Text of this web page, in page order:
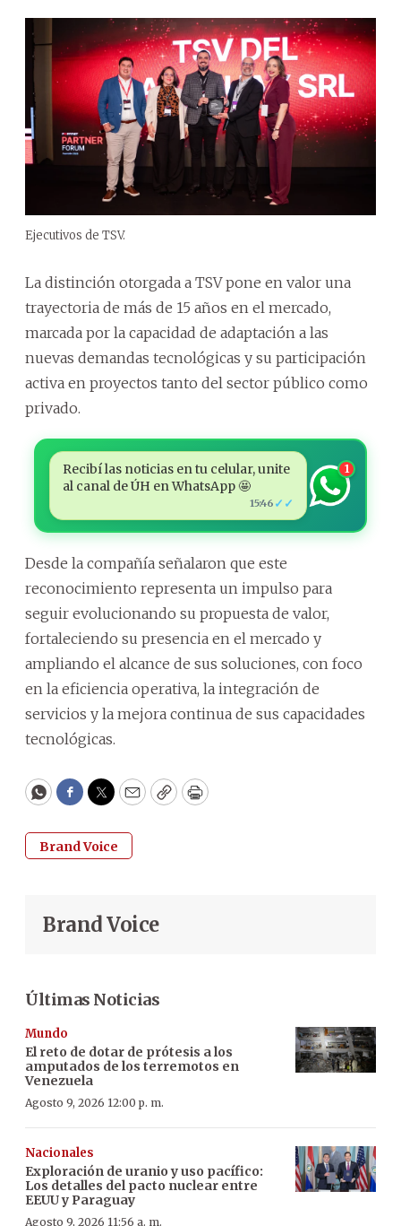
Ejecutivos de TSV.
La distinción otorgada a TSV pone en valor una
trayectoria de más de 15 años en el mercado,
marcada por la capacidad de adaptación a las
nuevas demandas tecnológicas y su participación
activa en proyectos tanto del sector público como
privado.
Recibí las noticias en tu celular, unite
al canal de ÚH en WhatsApp 🤩
15:46 ✓✓
1
Desde la compañía señalaron que este
reconocimiento representa un impulso para
seguir evolucionando su propuesta de valor,
fortaleciendo su presencia en el mercado y
ampliando el alcance de sus soluciones, con foco
en la eficiencia operativa, la integración de
servicios y la mejora continua de sus capacidades
tecnológicas.
WhatsApp
Facebook
Twitter
EmailCopyPrint
Brand Voice
Brand Voice
Últimas Noticias
Mundo
El reto de dotar de prótesis a los
amputados de los terremotos en
Venezuela
Agosto 9, 2026 12:00 p. m.
Nacionales
Exploración de uranio y uso pacífico:
Los detalles del pacto nuclear entre
EEUU y Paraguay
Agosto 9, 2026 11:56 a. m.